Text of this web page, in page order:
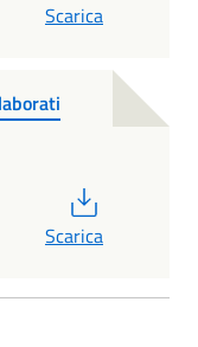
Scarica
Scarica